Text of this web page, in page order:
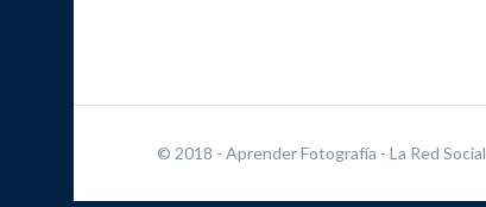
© 2018 - Aprender Fotografía - La Red Social